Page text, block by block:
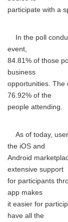
participate with a
In the poll
event,
84.81% of those
business
opportunities. The
76.92% of the
people attending.
As of today,
the iOS and
Android
extensive support
for participants
app makes
it easier for
have all the